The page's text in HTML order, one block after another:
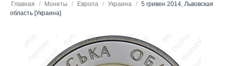
Главная / Монеты / Европа / Украина / 5 гривен 2014, Львовская
область [Украина]